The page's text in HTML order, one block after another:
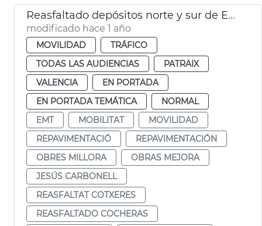
Reasfaltado depósitos norte y sur de EMT
modificado hace 1 año
MOVILIDAD
TRÁFICO
TODAS LAS AUDIENCIAS
PATRAIX
VALENCIA
EN PORTADA
EN PORTADA TEMÁTICA
NORMAL
EMT
MOBILITAT
MOVILIDAD
REPAVIMENTACIÓ
REPAVIMENTACIÓN
OBRES MILLORA
OBRAS MEJORA
JESÚS CARBONELL
REASFALTAT COTXERES
REASFALTADO COCHERAS